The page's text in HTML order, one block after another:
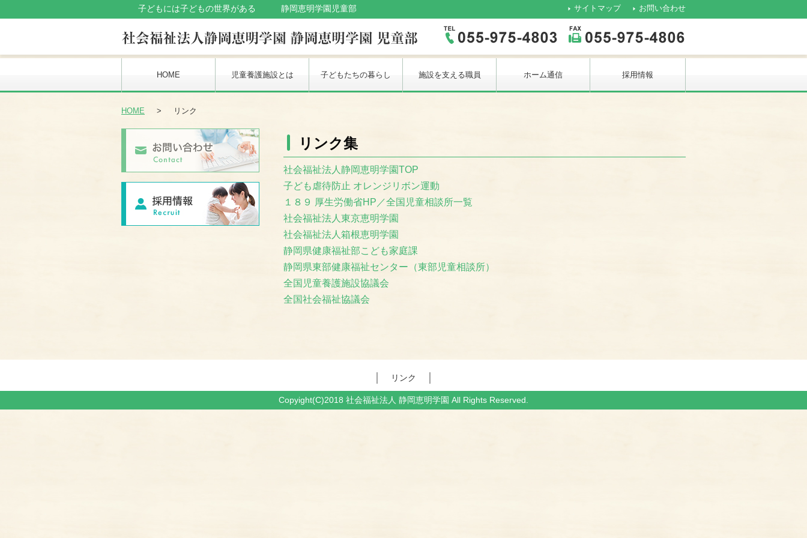
子どもには子どもの世界がある 静岡恵明学園児童部 お問い合わせ
サイトマップ
HOME 児童養護施設とは 子どもたちの暮らし 施設を支える職員 ホーム通信 採用情報
HOME > リンク
リンク集
社会福祉法人静岡恵明学園TOP
子ども虐待防止 オレンジリボン運動
１８９ 厚生労働省HP／全国児童相談所一覧
社会福祉法人東京恵明学園
社会福祉法人箱根恵明学園
静岡県健康福祉部こども家庭課
静岡県東部健康福祉センター（東部児童相談所）
全国児童養護施設協議会
全国社会福祉協議会
リンク
Copyight(C)2018 社会福祉法人 静岡恵明学園 All Rights Reserved.